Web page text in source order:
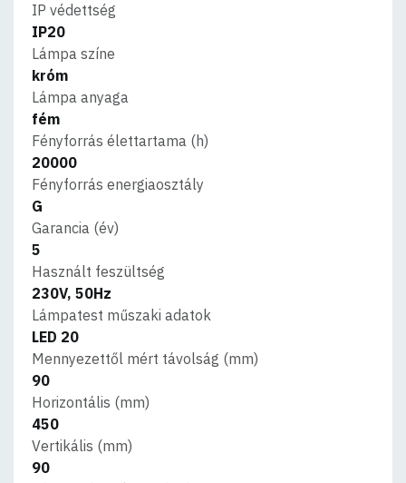
IP védettség
IP20
Lámpa színe
króm
Lámpa anyaga
fém
Fényforrás élettartama (h)
20000
Fényforrás energiaosztály
G
Garancia (év)
5
Használt feszültség
230V, 50Hz
Lámpatest műszaki adatok
LED 20
Mennyezettől mért távolság (mm)
90
Horizontális (mm)
450
Vertikális (mm)
90